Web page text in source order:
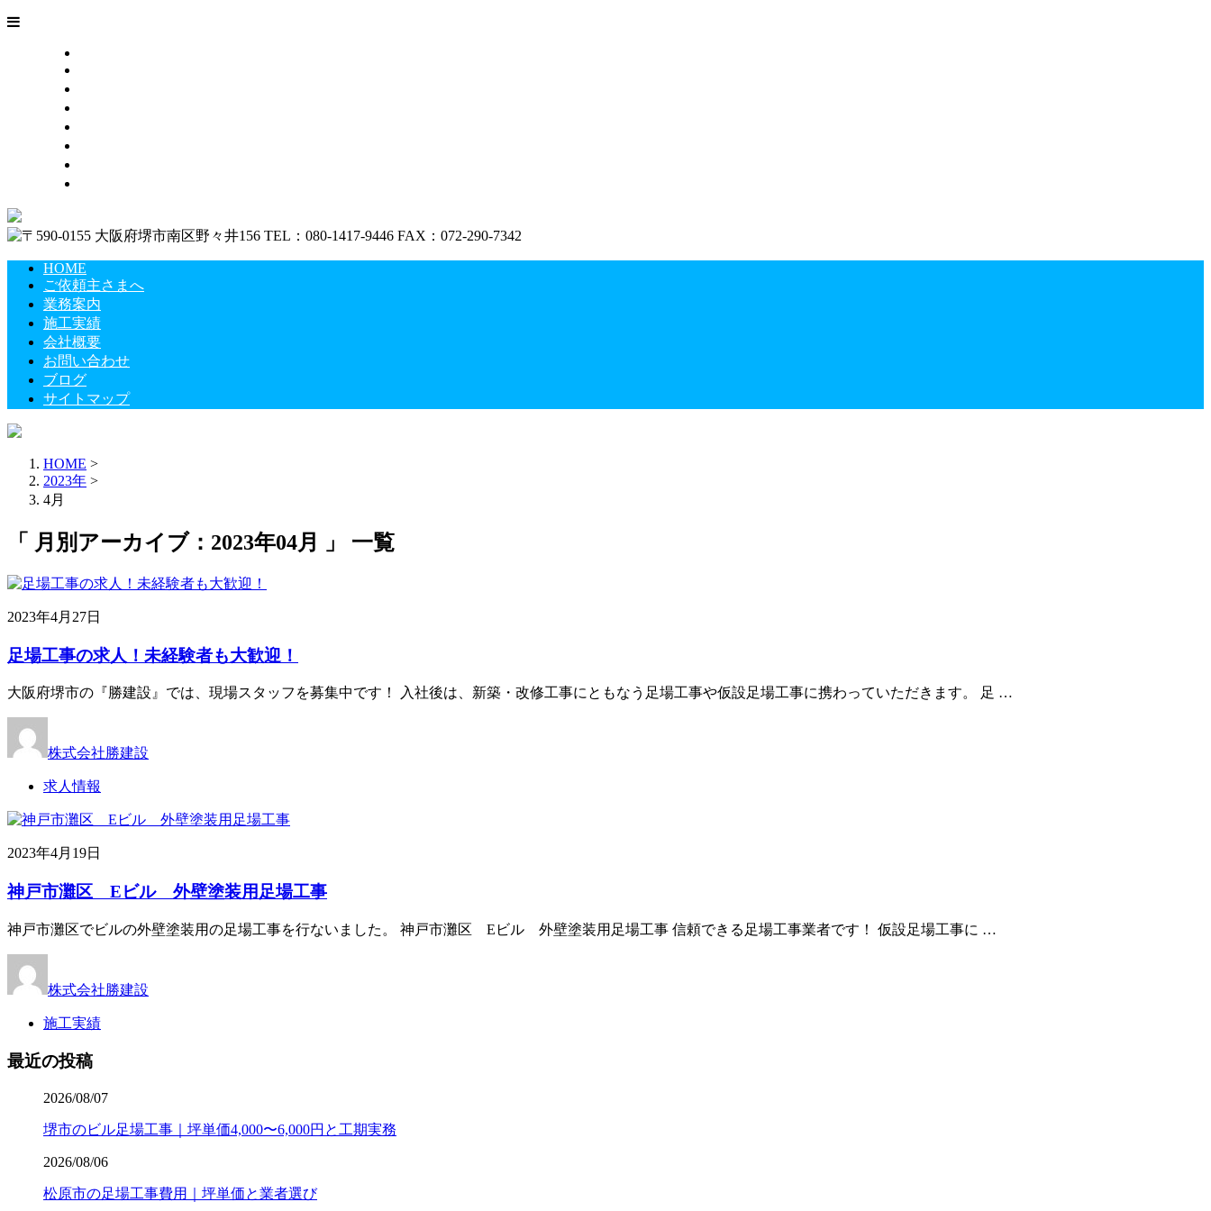
HOME
ご依頼主さまへ
業務案内
施工実績
会社概要
お問い合わせ
ブログ
サイトマップ
HOME >
2023年 >
4月
「 月別アーカイブ：2023年04月 」 一覧
2023年4月27日
足場工事の求人！未経験者も大歓迎！
大阪府堺市の『勝建設』では、現場スタッフを募集中です！ 入社後は、新築・改修工事にともなう足場工事や仮設足場工事に携わっていただきます。 足 …
株式会社勝建設
求人情報
2023年4月19日
神戸市灘区 Eビル 外壁塗装用足場工事
神戸市灘区でビルの外壁塗装用の足場工事を行ないました。 神戸市灘区 Eビル 外壁塗装用足場工事 信頼できる足場工事業者です！ 仮設足場工事に …
株式会社勝建設
施工実績
最近の投稿
2026/08/07
堺市のビル足場工事｜坪単価4,000〜6,000円と工期実務
2026/08/06
松原市の足場工事費用｜坪単価と業者選び